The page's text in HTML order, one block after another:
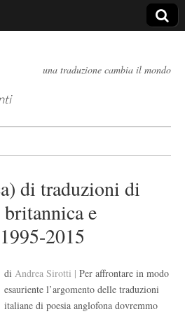
una traduzione cambia il mondo
di traduzioni di
e
2015
di Andrea Sirotti | Per affrontare in modo
esauriente l’argomento delle traduzioni
italiane di poesia anglofona dovremmo